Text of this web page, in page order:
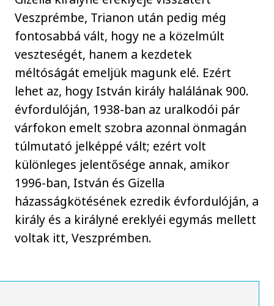
Veszprémbe, Trianon után pedig még
fontosabbá vált, hogy ne a közelmúlt
veszteségét, hanem a kezdetek
méltóságát emeljük magunk elé. Ezért
lehet az, hogy István király halálának 900.
évfordulóján, 1938-ban az uralkodói pár
várfokon emelt szobra azonnal önmagán
túlmutató jelképpé vált; ezért volt
különleges jelentősége annak, amikor
1996-ban, István és Gizella
házasságkötésének ezredik évfordulóján, a
király és a királyné ereklyéi egymás mellett
voltak itt, Veszprémben.